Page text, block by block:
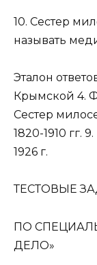
10. Сестер
называть
Эталон
Крымской 4.
Сестер
1820-1910 гг.
1926 г.
ТЕСТОВЫЕ
ПО
ДЕЛО»